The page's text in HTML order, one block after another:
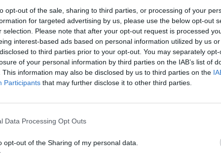
opt-out of the sale, sharing to third parties, or processing of your
for targeted advertising by us, please use the below opt-out
selection. Please note that after your opt-out request is processed
interest-based ads based on personal information utilized by us
to third parties prior to your opt-out. You may separately
of your personal information by third parties on the IAB’s list of
This information may also be disclosed by us to third parties on the
Participants that may further disclose it to other third parties.
Data Processing Opt Outs
opt-out of the Sharing of my personal data.
strategia definita a livelloeuropeo di espandere le attività di business
aree del gruppo.
Expansion. In questo ruolo, Barlocco guiderà il Mobile
il business mobile.
mercato Mobile sfruttando i punti di forza della divisione PC.
and LA, Carlo Barlocco ha la responsabilità di espandere il